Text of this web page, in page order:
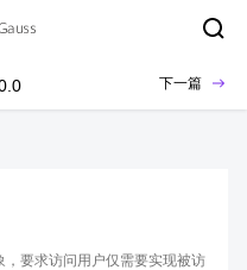
下一篇
要求访问用户仅需要实现被访